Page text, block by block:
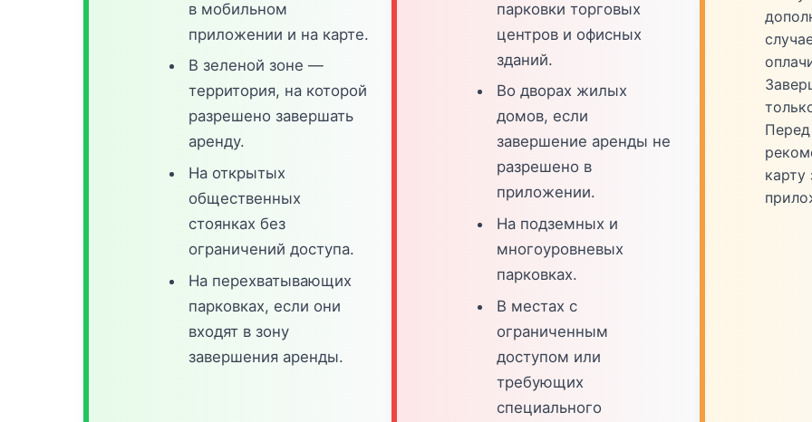
в мобильном
приложении и на карте.
В зеленой зоне —
территория, на которой
разрешено завершать
аренду.
На открытых
общественных
стоянках без
ограничений доступа.
На перехватывающих
парковках, если они
входят в зону
завершения аренды.
парковки торговых
центров и офисных
зданий.
Во дворах жилых
домов, если
завершение аренды не
разрешено в
приложении.
На подземных и
многоуровневых
парковках.
В местах с
ограниченным
доступом или
требующих
специального
карту